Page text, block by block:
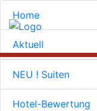
Home
Aktuell
NEU ! Suiten
Hotel-Bewertung